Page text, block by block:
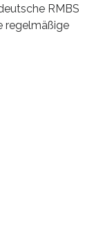
RMBS
regelmäßige